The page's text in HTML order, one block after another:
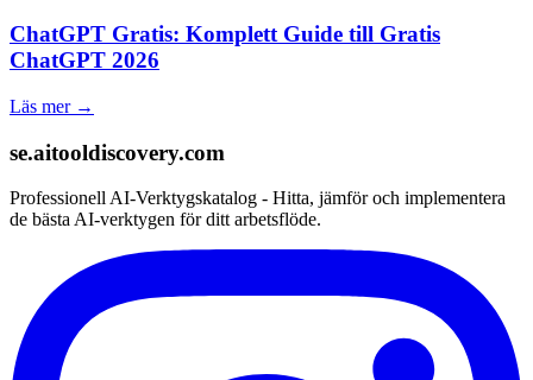
ChatGPT Gratis: Komplett Guide till Gratis
ChatGPT 2026
Läs mer →
se.aitooldiscovery.com
Professionell AI-Verktygskatalog - Hitta, jämför och implementera
de bästa AI-verktygen för ditt arbetsflöde.